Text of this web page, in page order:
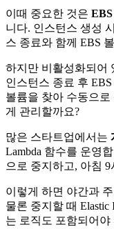
이때 중요한 것은
니다. 인스턴스 생성
스 종료와 함께 EBS
하지만 비활성화되어
인스턴스 종료 후
볼륨을 찾아 수동으
게 관리할까요?
많은 스타트업에서는
Lambda 함수를 운영
으로 중지하고, 아침
이렇게 하면 야간과
물론 중지할 때
는 로직도 포함되어야